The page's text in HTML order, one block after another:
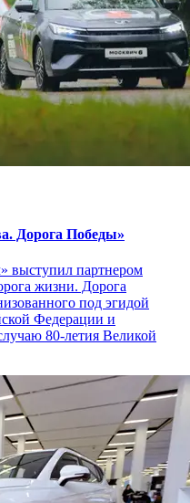
Дорога Победы»
выступил партнером
жизни. Дорога
под эгидой
Федерации и
80-летия Великой